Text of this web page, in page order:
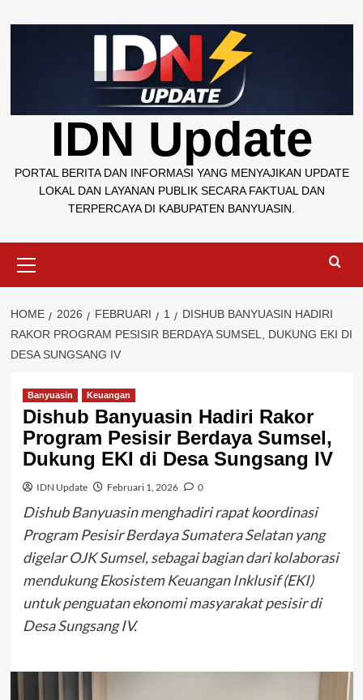
to
IDN Update
PORTAL BERITA DAN INFORMASI YANG MENYAJIKAN UPDATE
LOKAL DAN LAYANAN PUBLIK SECARA FAKTUAL DAN
TERPERCAYA DI KABUPATEN BANYUASIN.
Menu
HOME 2026 FEBRUARI 1
DISHUB BANYUASIN HADIRI
RAKOR PROGRAM PESISIR BERDAYA SUMSEL, DUKUNG EKI DI
DESA SUNGSANG IV
Banyuasin Keuangan
Dishub Banyuasin Hadiri Rakor
Program Pesisir Berdaya Sumsel,
Dukung EKI di Desa Sungsang IV
IDN Update Februari 1, 2026 0
Dishub Banyuasin menghadiri rapat koordinasi
Program Pesisir Berdaya Sumatera Selatan yang
digelar OJK Sumsel, sebagai bagian dari kolaborasi
mendukung Ekosistem Keuangan Inklusif (EKI)
untuk penguatan ekonomi masyarakat pesisir di
Desa Sungsang IV.